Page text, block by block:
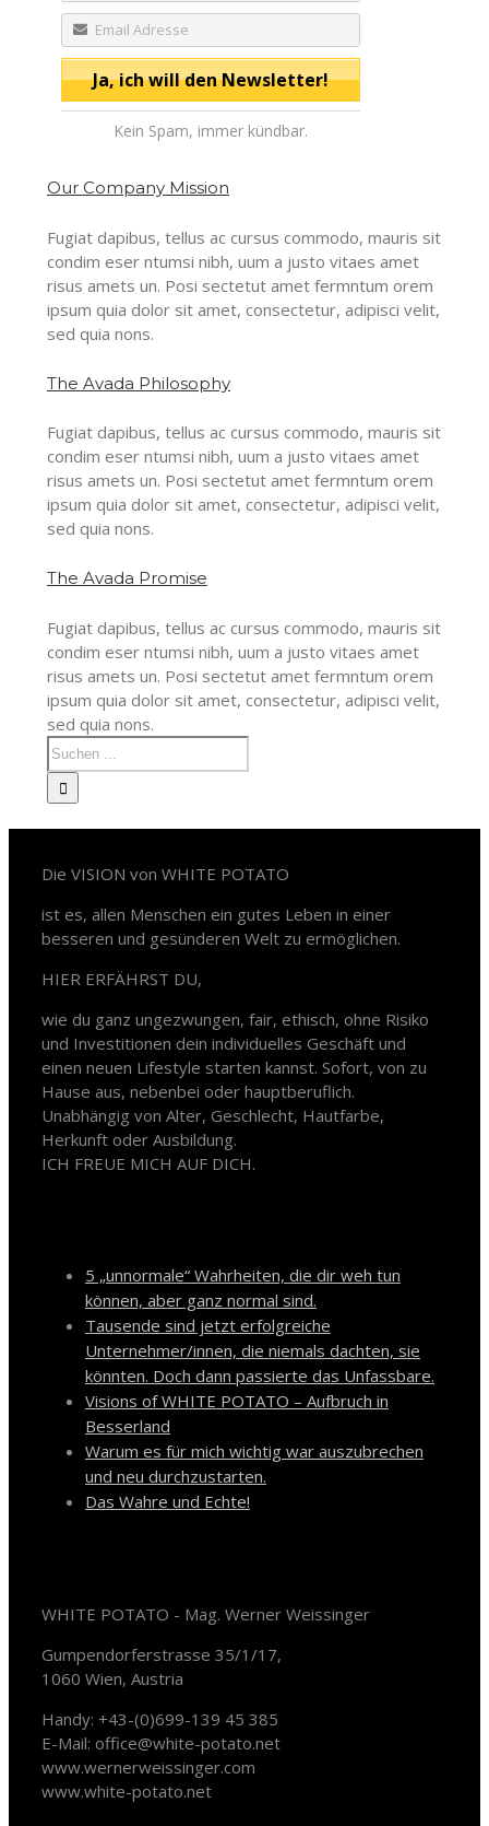
Kein Spam, immer kündbar.
Our Company Mission
Fugiat dapibus, tellus ac cursus commodo, mauris sit
condim eser ntumsi nibh, uum a justo vitaes amet
risus amets un. Posi sectetut amet fermntum orem
ipsum quia dolor sit amet, consectetur, adipisci velit,
sed quia nons.
The Avada Philosophy
Fugiat dapibus, tellus ac cursus commodo, mauris sit
condim eser ntumsi nibh, uum a justo vitaes amet
risus amets un. Posi sectetut amet fermntum orem
ipsum quia dolor sit amet, consectetur, adipisci velit,
sed quia nons.
The Avada Promise
Fugiat dapibus, tellus ac cursus commodo, mauris sit
condim eser ntumsi nibh, uum a justo vitaes amet
risus amets un. Posi sectetut amet fermntum orem
ipsum quia dolor sit amet, consectetur, adipisci velit,
sed quia nons.
White Potato – Revolution
Die VISION von WHITE POTATO
ist es, allen Menschen ein gutes Leben in einer
besseren und gesünderen Welt zu ermöglichen.
HIER ERFÄHRST DU,
wie du ganz ungezwungen, fair, ethisch, ohne Risiko
und Investitionen dein individuelles Geschäft und
einen neuen Lifestyle starten kannst. Sofort, von zu
Hause aus, nebenbei oder hauptberuflich.
Unabhängig von Alter, Geschlecht, Hautfarbe,
Herkunft oder Ausbildung.
ICH FREUE MICH AUF DICH.
5 „unnormale“ Wahrheiten, die dir weh tun
können, aber ganz normal sind.
Tausende sind jetzt erfolgreiche
Unternehmer/innen, die niemals dachten, sie
könnten. Doch dann passierte das Unfassbare.
Visions of WHITE POTATO – Aufbruch in
Besserland
Warum es für mich wichtig war auszubrechen
und neu durchzustarten.
Das Wahre und Echte!
WHITE POTATO - Mag. Werner Weissinger
Gumpendorferstrasse 35/1/17,
1060 Wien, Austria
Handy: +43-(0)699-139 45 385
E-Mail: office@white-potato.net
www.wernerweissinger.com
www.white-potato.net